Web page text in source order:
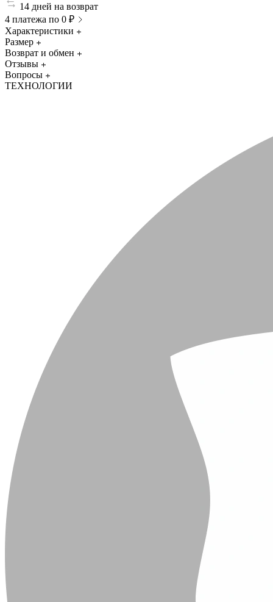
14 дней на возврат
4 платежа по 0 ₽
Характеристики
Размер
Возврат и обмен
Отзывы
Вопросы
ТЕХНОЛОГИИ